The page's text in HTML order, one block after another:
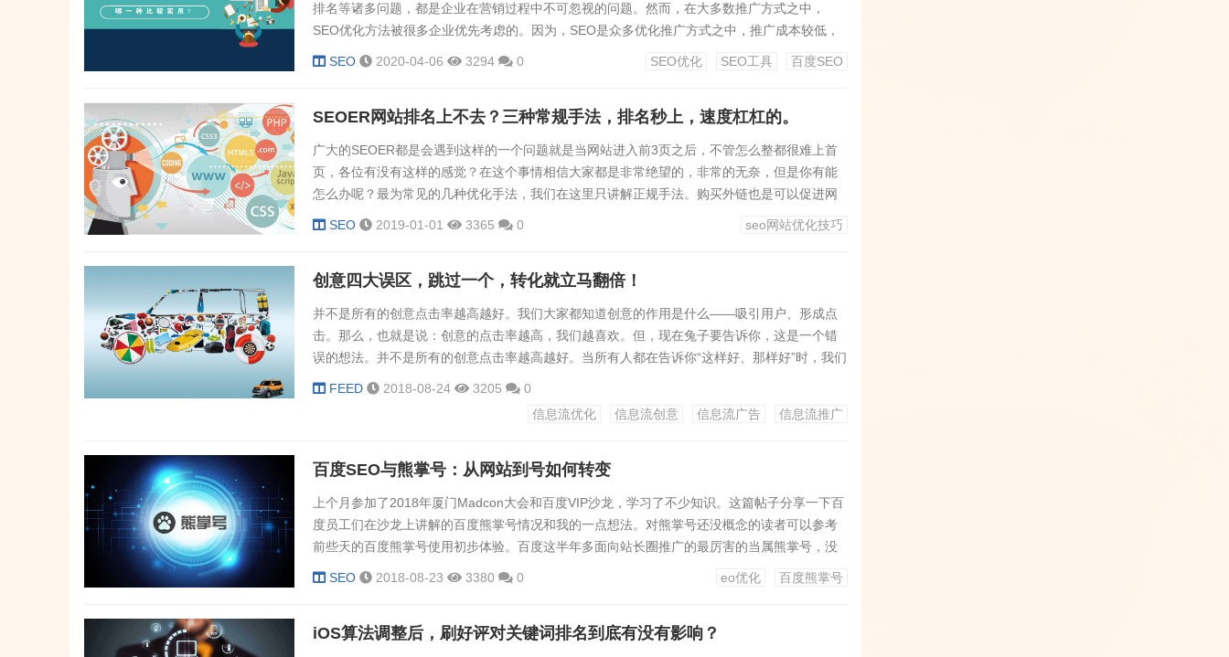
排名等诸多问题，都是企业在营销过程中不可忽视的问题。然而，在大多数推广方式之中，
SEO优化方法被很多企业优先考虑的。因为，SEO是众多优化推广方式之中，推广成本较低，
效果较为稳定的，同时也是最符合用户搜索习惯的。那么，SEO推广工具有哪些呢？一起往下
是，SEO推广优化是需要...
SEO 2020-04-06 3294 0 SEO优化 SEO工具 百度SEO
SEOER网站排名上不去？三种常规手法，排名秒上，速度杠杠的。
广大的SEOER都是会遇到这样的一个问题就是当网站进入前3页之后，不管怎么整都很难上首
页，各位有没有这样的感觉？在这个事情相信大家都是非常绝望的，非常的无奈，但是你有能
怎么办呢？最为常见的几种优化手法，我们在这里只讲解正规手法。购买外链也是可以促进网
站SEO排名的，有人说购买外链是会导致网站降权的，那你就别干了做什么都会降权，更新文
重，为什么在站长工...
SEO 2019-01-01 3365 0 seo网站优化技巧
创意四大误区，跳过一个，转化就立马翻倍！
并不是所有的创意点击率越高越好。我们大家都知道创意的作用是什么——吸引用户、形成点
击。那么，也就是说：创意的点击率越高，我们越喜欢。但，现在兔子要告诉你，这是一个错
误的想法。并不是所有的创意点击率越高越好。当所有人都在告诉你“这样好、那样好”时，我们
来聊聊“怎样是不好的”。一味地追求高点击率有多少人好奇：“我这个行业点击率多少合适啊”？
况下，它是根据账户策略以及关键词词性来定的。举个例子。搜索词“张家界攻略”。你觉得搜索
FEED 2018-08-24 3205
0
信息流优化
信息流创意 信息流广告 信息流推广
百度SEO与熊掌号：从网站到号如何转变
上个月参加了2018年厦门Madcon大会和百度VIP沙龙，学习了不少知识。这篇帖子分享一下百
度员工们在沙龙上讲解的百度熊掌号情况和我的一点想法。对熊掌号还没概念的读者可以参考
前些天的百度熊掌号使用初步体验。百度这半年多面向站长圈推广的最厉害的当属熊掌号，没
有之一。在提到熊掌号时，百度常提到的观念是，百度SEO的核心对象要从网站转变到熊掌
询词结果中熊掌号...
SEO 2018-08-23 3380 0 eo优化 百度熊掌号
iOS算法调整后，刷好评对关键词排名到底有没有影响？